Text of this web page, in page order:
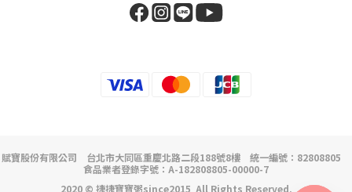
賦寶股份有限公司 台北市大同區重慶北路二段188號8樓 統一編號：82808805
食品業者登錄字號：A-182808805-00000-7
2020 © 捷捷寶寶粥since2015 All Rights Reserved.